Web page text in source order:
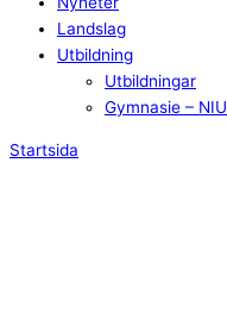
Landslag
Utbildning
Utbildningar
Gymnasie – NIU
Startsida